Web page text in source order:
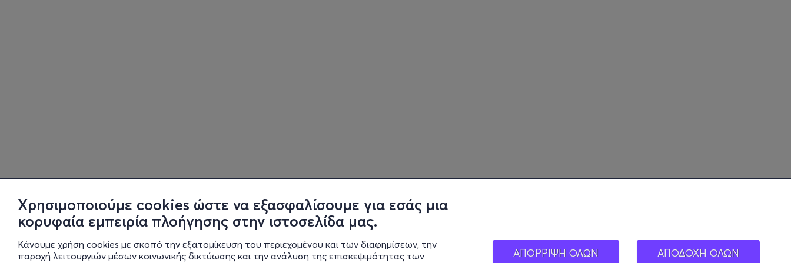
Χρησιμοποιούμε cookies ώστε να εξασφαλίσουμε για εσάς μια
κορυφαία εμπειρία πλοήγησης στην ιστοσελίδα μας.
Κάνουμε χρήση cookies με σκοπό την εξατομίκευση του περιεχομένου και των διαφημίσεων, την
παροχή λειτουργιών μέσων κοινωνικής δικτύωσης και την ανάλυση της επισκεψιμότητας των
ΑΠΟΡΡΙΨΗ ΟΛΩΝ ΑΠΟΔΟΧΗ ΟΛΩΝ